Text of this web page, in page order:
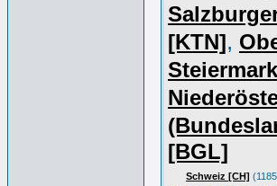
[KTN],
[BGL]
Schweiz [CH]